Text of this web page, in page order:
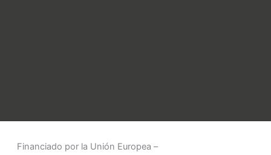
Financiado por la Unión Europea –